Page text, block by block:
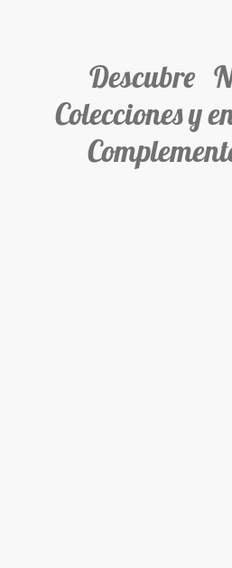
Descubre
Colecciones y